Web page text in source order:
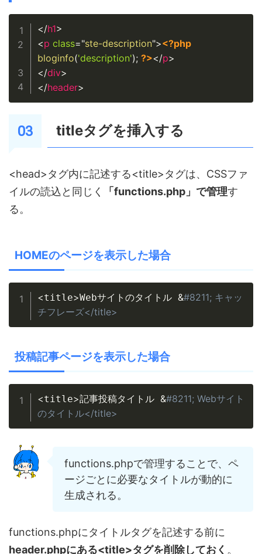
</h1>
<p class="ste-description"><?php
bloginfo('description'); ?></p>
</div>
</header>
titleタグを挿入する
<head>タグ内に記述する<title>タグは、CSSファ
イルの読込と同じく
「functions.php」で管理す
る。
HOMEのページを表示した場合
<title>Webサイトのタイトル &#8211; キャッ
チフレーズ</title>
投稿記事ページを表示した場合
<title>記事投稿タイトル &#8211; Webサイト
のタイトル</title>
Copy
functions.phpで管理することで、ペ
ージごとに必要なタイトルが動的に
生成される。
functions.phpにタイトルタグを記述する前に
header.phpにある<title>タグを削除しておく 。